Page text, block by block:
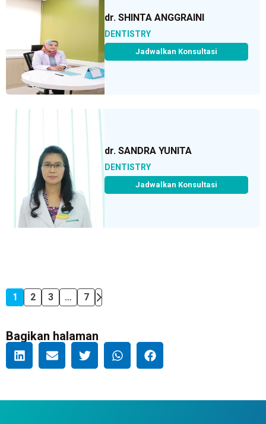
dr. SHINTA ANGGRAINI
DENTISTRY
Jadwalkan Konsultasi
dr. SANDRA YUNITA
DENTISTRY
Jadwalkan Konsultasi
1 2 3 … 7
Bagikan halaman